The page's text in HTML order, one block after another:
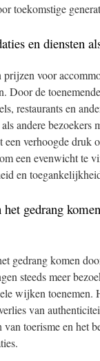
toekomstige
en diensten
voor
Door de
restaurants en
andere
verhoogde druk
een evenwicht te
en
gedrang
gedrang komen
steeds meer
wijken toenemen.
van
toerisme en het